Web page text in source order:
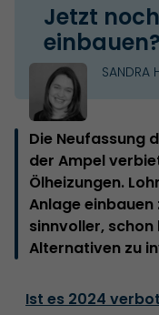
Jetzt
einbauen?
SANDRA
Die Neufassung
der Ampel
Ölheizungen.
Anlage einbauen
sinnvoller,
Alternativen zu
Ist es 2024